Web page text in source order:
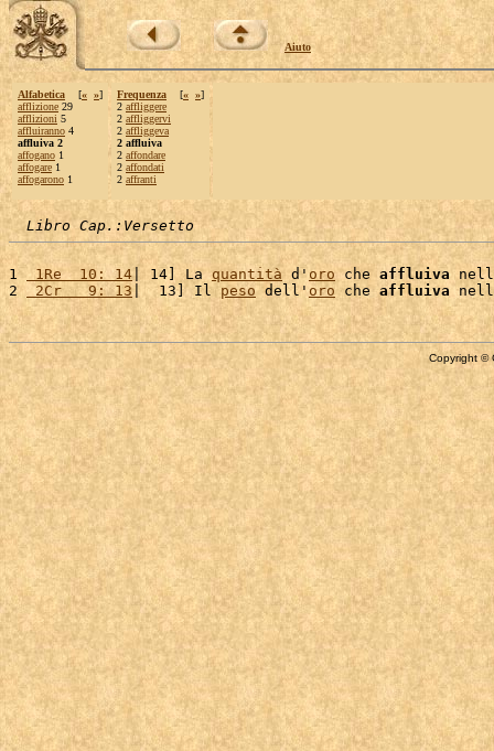
Aiuto
Alfabetica [« »]
afflizione 29
afflizioni 5
affluiranno 4
affluiva 2
affogano 1
affogare 1
affogarono 1
Frequenza [« »]
2 affliggere
2 affliggervi
2 affliggeva
2 affluiva
2 affondare
2 affondati
2 affranti
Libro Cap.:Versetto
1 1Re  10: 14| 14] La quantità d' oro che affluiva
2
2Cr   9: 13 |  13] Il peso dell' oro che affluiva
Copyright ©